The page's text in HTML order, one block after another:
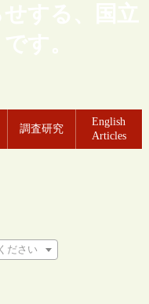
する、国立
す。
調査研究
English
Articles
ださい